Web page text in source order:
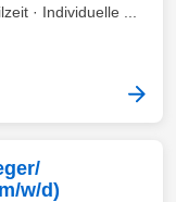
· Individuelle ...
w/d)